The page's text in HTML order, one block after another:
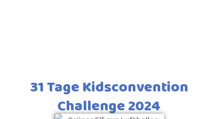
31 Tage Kidsconvention
Challenge 2024